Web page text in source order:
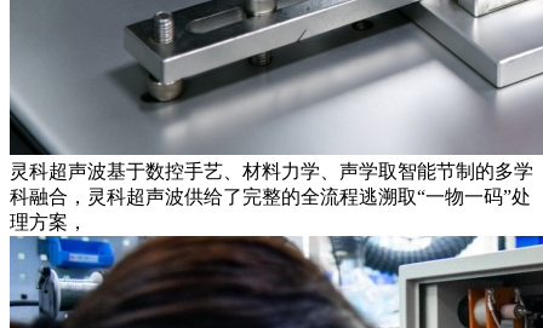
灵科超声波基于数控手艺、材料力学、声学取智能节制的多学
科融合，灵科超声波供给了完整的全流程逃溯取“一物一码”处
理方案，